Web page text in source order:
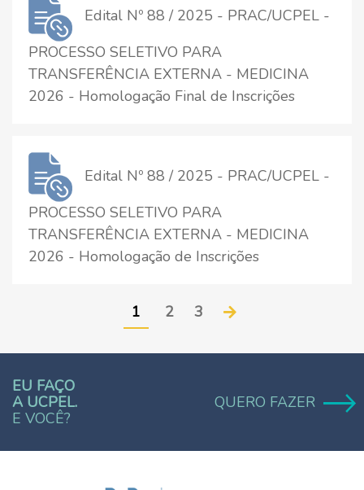
Edital Nº 88 / 2025 - PRAC/UCPEL -
PROCESSO SELETIVO PARA
TRANSFERÊNCIA EXTERNA - MEDICINA
2026 - Homologação Final de Inscrições
Edital Nº 88 / 2025 - PRAC/UCPEL -
PROCESSO SELETIVO PARA
TRANSFERÊNCIA EXTERNA - MEDICINA
2026 - Homologação de Inscrições
1 2 3
EU FAÇO
A UCPEL.
E VOCÊ?
QUERO FAZER